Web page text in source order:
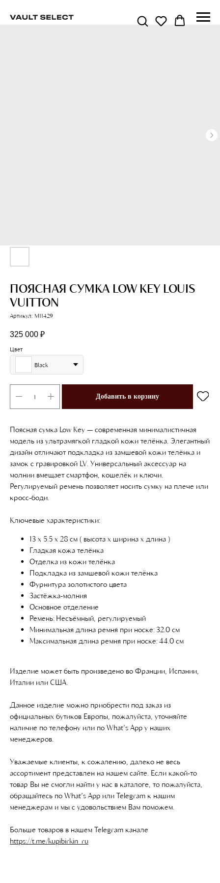
ПОЯСНАЯ СУМКА LOW KEY LOUIS
VUITTON
Артикул: M11429
325 000 ₽
Цвет
Black
Добавить в корзину
Поясная сумка Low Key — современная минималистичная
модель из ультрамягкой гладкой кожи телёнка. Элегантный
дизайн отличают подкладка из замшевой кожи телёнка и
замок с гравировкой LV. Универсальный аксессуар на
молнии вмещает смартфон, кошелёк и ключи.
Регулируемый ремень позволяет носить сумку на плече или
кросс-боди.
Ключевые характеристики:
13 x 5.5 x 28 см ( высота x ширина x длина )
Гладкая кожа телёнка
Отделка из кожи телёнка
Подкладка из замшевой кожи телёнка
Фурнитура золотистого цвета
Застёжка-молния
Основное отделение
Ремень: Несъёмный, регулируемый
Минимальная длина ремня при носке: 32.0 см
Максимальная длина ремня при носке: 44.0 см
Изделие может быть произведено во Франции, Испании,
Италии или США.
Данное изделие можно приобрести под заказ из
официальных бутиков Европы, пожалуйста, уточняйте
наличие по телефону или по What’s App у наших
менеджеров.
Уважаемые клиенты, к сожалению, далеко не весь
ассортимент представлен на нашем сайте. Если какой-то
товар Вы не смогли найти у нас в каталоге, то пожалуйста,
обращайтесь по What’s App или Telegram к нашим
менеджерам и мы с удовольствием Вам поможем.
Больше товаров в нашем Telegram канале
https://t.me/kupibirkin_ru